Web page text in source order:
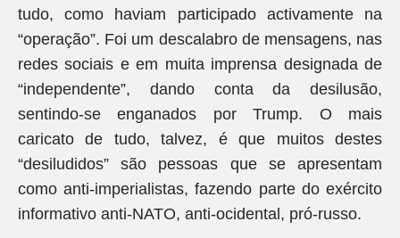
tudo, como haviam participado activamente na
“operação”. Foi um descalabro de mensagens, nas
redes sociais e em muita imprensa designada de
“independente”, dando conta da desilusão,
sentindo-se enganados por Trump. O mais
caricato de tudo, talvez, é que muitos destes
“desiludidos” são pessoas que se apresentam
como anti-imperialistas, fazendo parte do exército
informativo anti-NATO, anti-ocidental, pró-russo.